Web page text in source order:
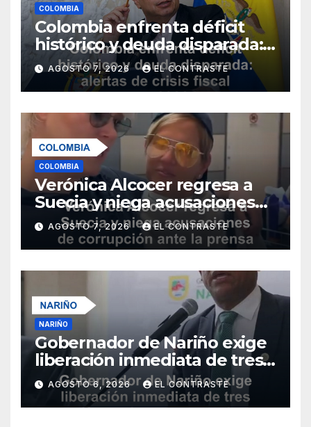
COLOMBIA
Colombia enfrenta déficit
histórico y deuda disparada:
alertas de crisis fiscal para
2026
AGOSTO 7, 2026 EL CONTRASTE
COLOMBIA
Verónica Alcocer regresa a
Suecia y niega acusaciones
de corrupción ante la prensa
sueca
AGOSTO 7, 2026 EL CONTRASTE
NARIÑO
Gobernador de Nariño exige
liberación inmediata de tres
uniformados secuestrados
AGOSTO 6, 2026 EL CONTRASTE